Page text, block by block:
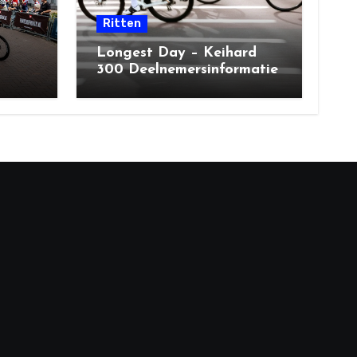
Ritten
Longest Day – Keihard
300 Deelnemersinformatie